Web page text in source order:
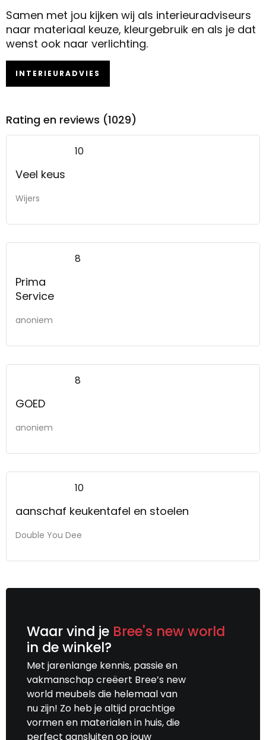
Samen met jou kijken wij als interieuradviseurs
naar materiaal keuze, kleurgebruik en als je dat
wenst ook naar verlichting.
INTERIEURADVIES
Rating en reviews (1029)
10
Veel keus
Wijers
8
Prima
Service
anoniem
8
GOED
anoniem
10
aanschaf keukentafel en stoelen
Double You Dee
Waar vind je Bree's new world
in de winkel?
Met jarenlange kennis, passie en
vakmanschap creëert Bree’s new
world meubels die helemaal van
nu zijn! Zo heb je altijd prachtige
vormen en materialen in huis, die
perfect aansluiten op jouw